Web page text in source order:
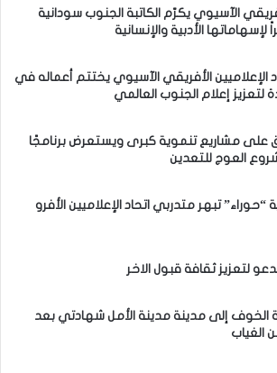
الآسيوي يكرّم الكاتبة الجنوب سودانية
لإسهاماتها الأدبية والإنسانية
الإعلاميين الأفريقي الآسيوي يختتم أعماله في
لتعزيز إعلام الجنوب العالمي
على مشاريع تنموية كبرى ويستعرض برنامجًا
العوج للتعدين
“حوراء” تبهر متدربي اتحاد الإعلاميين الأفرو
لتعزيز ثقافة قبول الاخر
إلى مدينة مدينة الأمل شهادتي بعد
الغياب